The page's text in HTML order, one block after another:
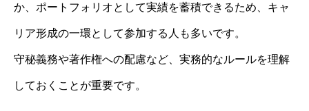
か、ポートフォリオとして実績を蓄積できるため、キャ
リア形成の一環として参加する人も多いです。
守秘義務や著作権への配慮など、実務的なルールを理解
しておくことが重要です。